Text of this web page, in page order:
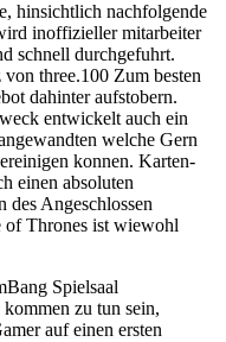
hinsichtlich nachfolgende
inoffizieller mitarbeiter
schnell durchgefuhrt.
three.100 Zum besten
dahinter aufstobern.
entwickelt auch ein
welche Gern
konnen. Karten-
einen absoluten
des Angeschlossen
of Thrones ist wiewohl
Spielsaal
zu tun sein,
auf einen ersten